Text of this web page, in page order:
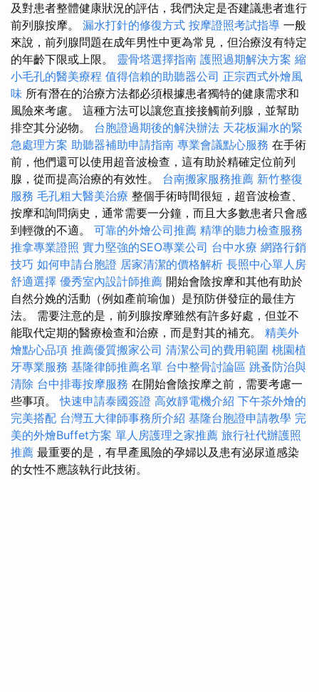
及對患者整體健康狀況的評估，我們決定是否建議患者進行
前列腺按摩。 漏水打針的修復方式 按摩證照考試指導 一般
來說，前列腺問題在成年男性中更為常見，但治療沒有特定
的年齡下限或上限。 靈骨塔選擇指南 護照過期解決方案 縮
小毛孔的醫美療程 值得信賴的助聽器公司 正宗西式外燴風
味 所有潛在的治療方法都必須根據患者獨特的健康需求和
風險來考慮。 這種方法可以讓您直接接觸前列腺，並幫助
排空其分泌物。 台胞證過期後的解決辦法 天花板漏水的緊
急處理方案 助聽器補助申請指南 專業會議點心服務 在手術
前，他們還可以使用超音波檢查，這有助於精確定位前列
腺，從而提高治療的有效性。 台南搬家服務推薦 新竹整復
服務 毛孔粗大醫美治療 整個手術時間很短，超音波檢查、
按摩和詢問病史，通常需要一分鐘，而且大多數患者只會感
到輕微的不適。 可靠的外燴公司推薦 精準的聽力檢查服務
推拿專業證照 實力堅強的SEO專業公司 台中水療 網路行銷
技巧 如何申請台胞證 居家清潔的價格解析 長照中心單人房
舒適選擇 優秀室內設計師推薦 開始會陰按摩和其他有助於
自然分娩的活動（例如產前瑜伽）是預防併發症的最佳方
法。 需要注意的是，前列腺按摩雖然有許多好處，但並不
能取代定期的醫療檢查和治療，而是對其的補充。 精美外
燴點心品項 推薦優質搬家公司 清潔公司的費用範圍 桃園植
牙專業服務 基隆律師推薦名單 台中整骨討論區 跳蚤防治與
清除 台中排毒按摩服務 在開始會陰按摩之前，需要考慮一
些事項。快速申請泰國簽證 高效靜電機介紹 下午茶外燴的
完美搭配 台灣五大律師事務所介紹 基隆台胞證申請教學 完
美的外燴Buffet方案 單人房護理之家推薦 旅行社代辦護照
推薦 最重要的是，有早產風險的孕婦以及患有泌尿道感染
的女性不應該執行此技術。